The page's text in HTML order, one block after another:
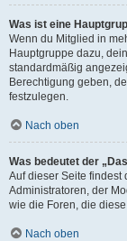
Was ist eine
Wenn du Mitglied in
Hauptgruppe dazu,
standardmäßig
Berechtigung geben,
festzulegen.
Nach oben
Was bedeutet der
Auf dieser Seite findest
Administratoren, der
wie die Foren, die
Nach oben